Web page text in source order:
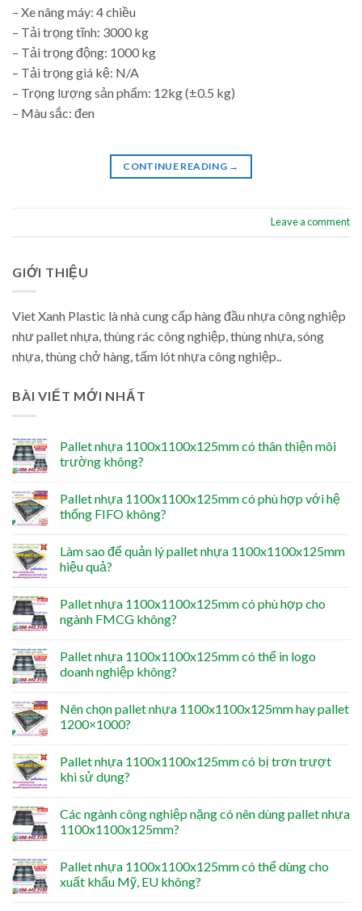
– Xe nâng máy: 4 chiều
– Tải trọng tĩnh: 3000 kg
– Tải trọng động: 1000 kg
– Tải trọng giá kệ: N/A
– Trọng lượng sản phẩm: 12kg (±0.5 kg)
– Màu sắc: đen
CONTINUE READING →
Leave a comment
GIỚI THIỆU
Viet Xanh Plastic là nhà cung cấp hàng đầu nhựa công nghiệp
như pallet nhựa, thùng rác công nghiệp, thùng nhựa, sóng
nhựa, thùng chở hàng, tấm lót nhựa công nghiệp..
BÀI VIẾT MỚI NHẤT
Pallet nhựa 1100x1100x125mm có thân thiện môi
trường không?
Pallet nhựa 1100x1100x125mm có phù hợp với hệ
thống FIFO không?
Làm sao để quản lý pallet nhựa 1100x1100x125mm
hiệu quả?
Pallet nhựa 1100x1100x125mm có phù hợp cho
ngành FMCG không?
Pallet nhựa 1100x1100x125mm có thể in logo
doanh nghiệp không?
Nên chọn pallet nhựa 1100x1100x125mm hay pallet
1200×1000?
Pallet nhựa 1100x1100x125mm có bị trơn trượt
khi sử dụng?
Các ngành công nghiệp nặng có nên dùng pallet nhựa
1100x1100x125mm?
Pallet nhựa 1100x1100x125mm có thể dùng cho
xuất khẩu Mỹ, EU không?